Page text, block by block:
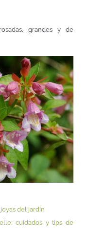
grandes y de
del jardín
cuidados y tips de